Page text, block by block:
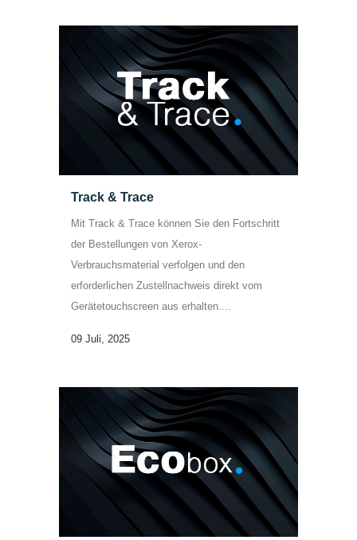
Track & Trace
Mit Track & Trace können Sie den Fortschritt
der Bestellungen von Xerox-
Verbrauchsmaterial verfolgen und den
erforderlichen Zustellnachweis direkt vom
Gerätetouchscreen aus erhalten....
09 Juli, 2025